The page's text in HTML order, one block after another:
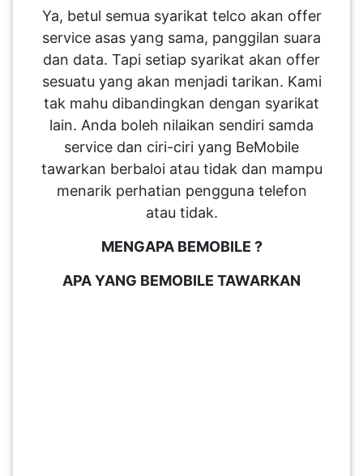
Ya, betul semua syarikat telco akan offer
service asas yang sama, panggilan suara
dan data. Tapi setiap syarikat akan offer
sesuatu yang akan menjadi tarikan. Kami
tak mahu dibandingkan dengan syarikat
lain. Anda boleh nilaikan sendiri samda
service dan ciri-ciri yang BeMobile
tawarkan berbaloi atau tidak dan mampu
menarik perhatian pengguna telefon
atau tidak.
MENGAPA BEMOBILE ?
APA YANG BEMOBILE TAWARKAN